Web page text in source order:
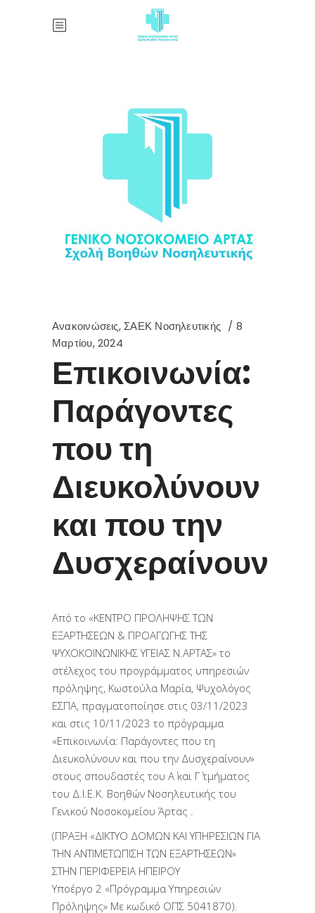
Ανακοινώσεις,ΣΑΕΚ Νοσηλευτικής
8
Μαρτίου, 2024
Επικοινωνία:
Παράγοντες
που τη
Διευκολύνουν
και που την
Δυσχεραίνουν
Από το «ΚΕΝΤΡΟ ΠΡΟΛΗΨΗΣ ΤΩΝ
ΕΞΑΡΤΗΣΕΩΝ & ΠΡΟΑΓΩΓΗΣ ΤΗΣ
ΨΥΧΟΚΟΙΝΩΝΙΚΗΣ ΥΓΕΙΑΣ Ν.ΑΡΤΑΣ» το
στέλεχος του προγράμματος υπηρεσιών
πρόληψης, Κωστούλα Μαρία, Ψυχολόγος
ΕΣΠΑ, πραγματοποίησε στις 03/11/2023
και στις 10/11/2023 το πρόγραμμα
«Επικοινωνία: Παράγοντες που τη
Διευκολύνουν και που την Δυσχεραίνουν»
στους σπουδαστές του Α΄ και Γ΄ τμήματος
του Δ.Ι.Ε.Κ. Βοηθών Νοσηλευτικής του
Γενικού Νοσοκομείου Άρτας .
(ΠΡΑΞΗ «ΔΙΚΤΥΟ ΔΟΜΩΝ ΚΑΙ ΥΠΗΡΕΣΙΩΝ ΓΙΑ
ΤΗΝ ΑΝΤΙΜΕΤΩΠΙΣΗ ΤΩΝ ΕΞΑΡΤΗΣΕΩΝ»
ΣΤΗΝ ΠΕΡΙΦΕΡΕΙΑ ΗΠΕΙΡΟΥ
Υποέργο 2 «Πρόγραμμα Υπηρεσιών
Πρόληψης» Με κωδικό ΟΠΣ 5041870).